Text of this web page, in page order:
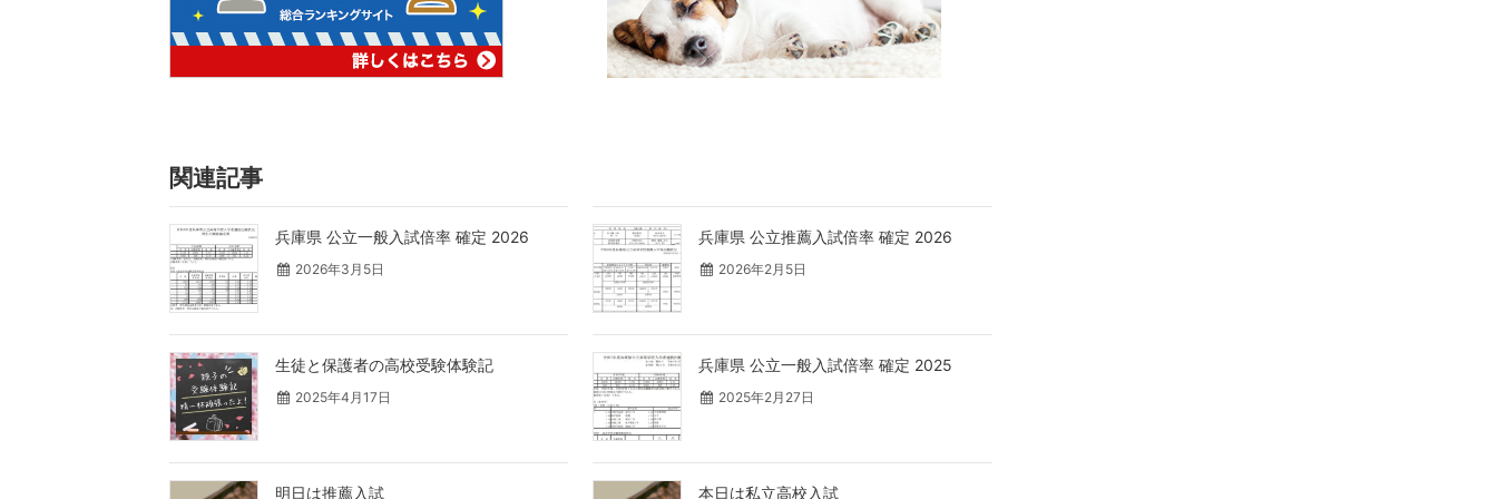
関連記事
兵庫県 公立一般入試倍率 確定 2026
2026年3月5日
兵庫県 公立推薦入試倍率 確定 2026
2026年2月5日
生徒と保護者の高校受験体験記
2025年4月17日
兵庫県 公立一般入試倍率 確定 2025
2025年2月27日
明日は推薦入試 本日は私立高校入試